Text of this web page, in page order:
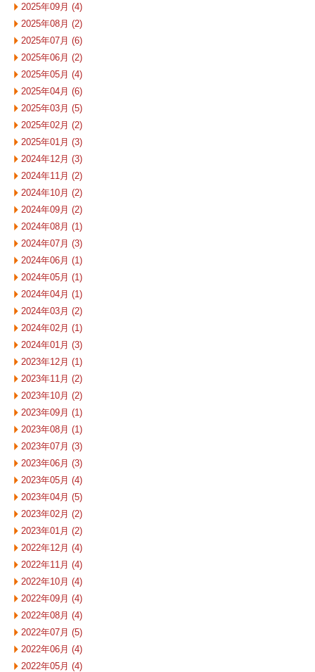
2025年09月 (4)
2025年08月 (2)
2025年07月 (6)
2025年06月 (2)
2025年05月 (4)
2025年04月 (6)
2025年03月 (5)
2025年02月 (2)
2025年01月 (3)
2024年12月 (3)
2024年11月 (2)
2024年10月 (2)
2024年09月 (2)
2024年08月 (1)
2024年07月 (3)
2024年06月 (1)
2024年05月 (1)
2024年04月 (1)
2024年03月 (2)
2024年02月 (1)
2024年01月 (3)
2023年12月 (1)
2023年11月 (2)
2023年10月 (2)
2023年09月 (1)
2023年08月 (1)
2023年07月 (3)
2023年06月 (3)
2023年05月 (4)
2023年04月 (5)
2023年02月 (2)
2023年01月 (2)
2022年12月 (4)
2022年11月 (4)
2022年10月 (4)
2022年09月 (4)
2022年08月 (4)
2022年07月 (5)
2022年06月 (4)
2022年05月 (4)